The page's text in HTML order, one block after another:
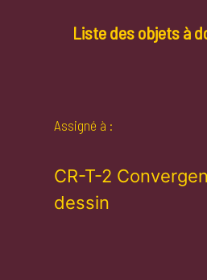
Liste des objets à
Assigné à :
CR-T-2
dessin